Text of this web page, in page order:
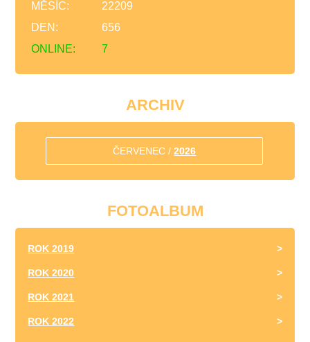
ONLINE: 7
MĚSÍC:
22209
DEN:
656
ARCHIV
ČERVENEC /2026
FOTOALBUM
ROK 2019
ROK 2020
ROK 2021
ROK 2022